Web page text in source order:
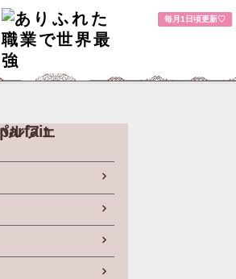
毎月1日頃更新♡